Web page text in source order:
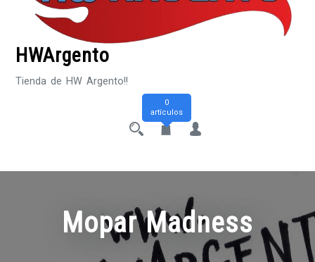
HWArgento
Tienda de HW Argento!!
0
artículos
Mopar Madness